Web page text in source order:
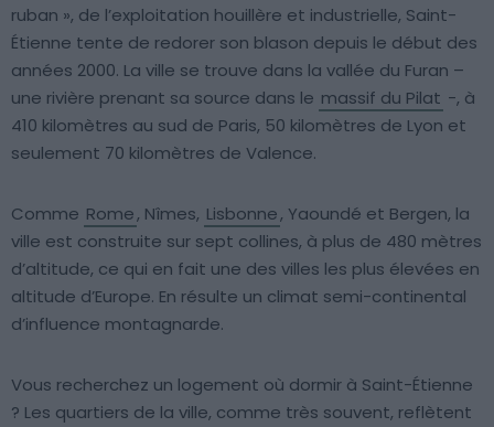
ruban », de l’exploitation houillère et industrielle, Saint-
Étienne tente de redorer son blason depuis le début des
années 2000. La ville se trouve dans la vallée du Furan –
une rivière prenant sa source dans le massif du Pilat -, à
410 kilomètres au sud de Paris, 50 kilomètres de Lyon et
seulement 70 kilomètres de Valence.
Comme Rome, Nîmes, Lisbonne, Yaoundé et Bergen, la
ville est construite sur sept collines, à plus de 480 mètres
d’altitude, ce qui en fait une des villes les plus élevées en
altitude d’Europe. En résulte un climat semi-continental
d’influence montagnarde.
Vous recherchez un logement où dormir à Saint-Étienne
? Les quartiers de la ville, comme très souvent, reflètent